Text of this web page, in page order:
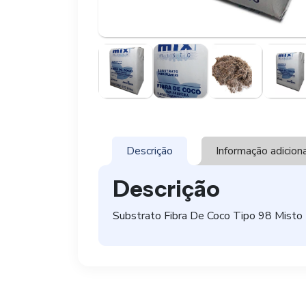
Descrição Informação
Descrição
Substrato Fibra De Coco Tipo 98 Misto